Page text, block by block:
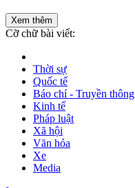
Xem thêm
Cỡ chữ bài viết:
Thời sự
Quốc tế
Báo chí - Truyền thông
Kinh tế
Pháp luật
Xã hội
Văn hóa
Xe
Media